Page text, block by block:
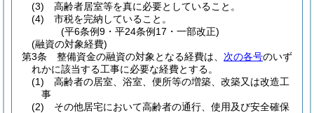
(3)
高齢者居室等を真に必要としていること。
(4)
市税を完納していること。
(平6条例9・平24条例17・一部改正)
(融資の対象経費)
第3条
整備資金の融資の対象となる経費は、 次の各号のいず
れかに該当する工事に必要な経費とする。
(1)
高齢者の居室、浴室、便所等の増築、改築又は改造工
事
(2)
その他居宅において高齢者の通行、使用及び安全確保